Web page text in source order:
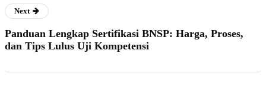
Next
Panduan Lengkap Sertifikasi BNSP: Harga, Proses,
dan Tips Lulus Uji Kompetensi